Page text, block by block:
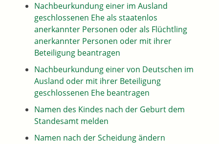
Nachbeurkundung einer im Ausland
geschlossenen Ehe als staatenlos
anerkannter Personen oder als Flüchtling
anerkannter Personen oder mit ihrer
Beteiligung beantragen
Nachbeurkundung einer von Deutschen im
Ausland oder mit ihrer Beteiligung
geschlossenen Ehe beantragen
Namen des Kindes nach der Geburt dem
Standesamt melden
Namen nach der Scheidung ändern